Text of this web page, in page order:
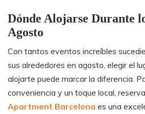
Dónde Alojarse Durante
Agosto
Con tantos eventos increíbles
sus alrededores en agosto, elegir el
alojarte puede marcar la diferencia.
conveniencia y un toque local,
Apartment Barcelona es una